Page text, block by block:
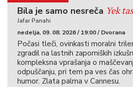
Bila je samo nesreča Yek
Jafar Panahi
nedelja, 09. 08. 2026 / 19:00 / Dvorana
Počasi tleči, ovinkasti moralni
zgradil na lastnih zaporniških
kompleksna vprašanja o
odpuščanju, pri tem pa ves čas
humor. Zlata palma v Cannesu.